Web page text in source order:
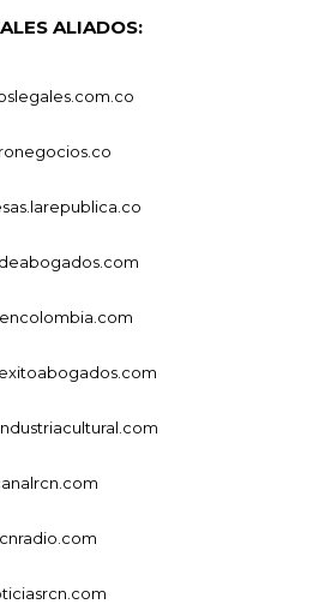
ALIADOS: